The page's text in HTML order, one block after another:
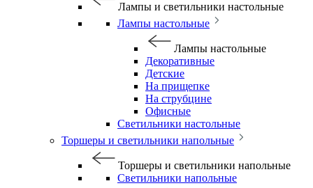
Лампы и светильники настольные
Лампы настольные
Лампы настольные
Декоративные
Детские
На прищепке
На струбцине
Офисные
Светильники настольные
Торшеры и светильники напольные
Торшеры и светильники напольные
Светильники напольные